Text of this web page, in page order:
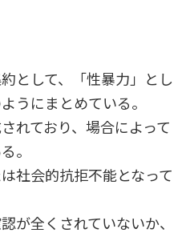
として、「性暴力」とし
うにまとめている。
れており、場合によって
。
社会的抗拒不能となって
が全くされていないか、